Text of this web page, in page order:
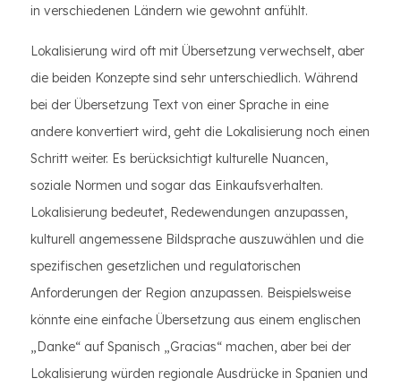
in verschiedenen Ländern wie gewohnt anfühlt.
Lokalisierung wird oft mit Übersetzung verwechselt, aber
die beiden Konzepte sind sehr unterschiedlich. Während
bei der Übersetzung Text von einer Sprache in eine
andere konvertiert wird, geht die Lokalisierung noch einen
Schritt weiter. Es berücksichtigt kulturelle Nuancen,
soziale Normen und sogar das Einkaufsverhalten.
Lokalisierung bedeutet, Redewendungen anzupassen,
kulturell angemessene Bildsprache auszuwählen und die
spezifischen gesetzlichen und regulatorischen
Anforderungen der Region anzupassen. Beispielsweise
könnte eine einfache Übersetzung aus einem englischen
„Danke“ auf Spanisch „Gracias“ machen, aber bei der
Lokalisierung würden regionale Ausdrücke in Spanien und